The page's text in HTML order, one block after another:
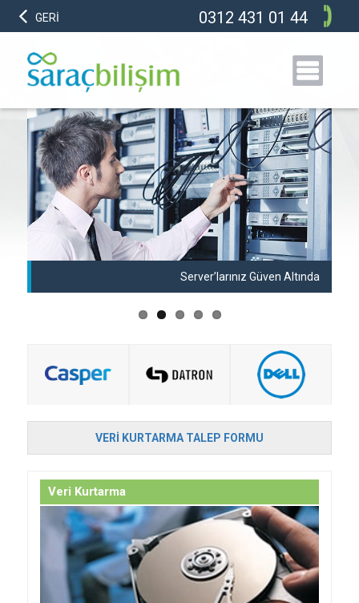
GERİ 0312 431 01 44
Server’larınız Güven Altında
VERI KURTARMA TALEP FORMU
Veri Kurtarma